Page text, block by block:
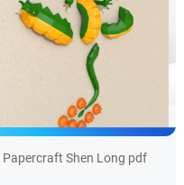
Papercraft Shen Long pdf